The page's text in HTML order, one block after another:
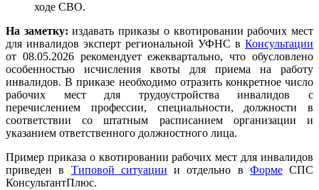
ходе СВО.
На заметку:издавать приказы о квотировании рабочих мест
для инвалидов эксперт региональной УФНС в Консультации
от 08.05.2026 рекомендует ежеквартально, что обусловлено
особенностью исчисления квоты для приема на работу
инвалидов. В приказе необходимо отразить конкретное число
рабочих мест для трудоустройства инвалидов с
перечислением профессии, специальности, должности в
соответствии со штатным расписанием организации и
указанием ответственного должностного лица.
Пример приказа о квотировании рабочих мест для инвалидов
приведен в Типовой ситуации и отдельно в ФормеСПС
КонсультантПлюс.